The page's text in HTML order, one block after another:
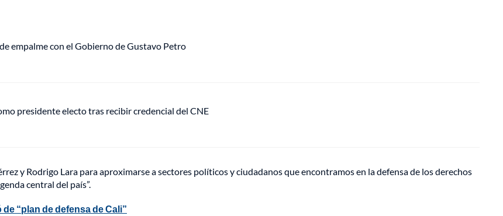
empalme con el Gobierno de Gustavo Petro
presidente electo tras recibir credencial del CNE
y Rodrigo Lara para aproximarse a sectores políticos y ciudadanos que encontramos en la defensa de los derechos
central del país”.
“plan de defensa de Cali”